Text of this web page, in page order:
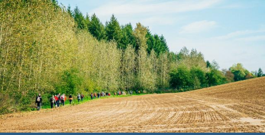
Aller
au
contenu
principal